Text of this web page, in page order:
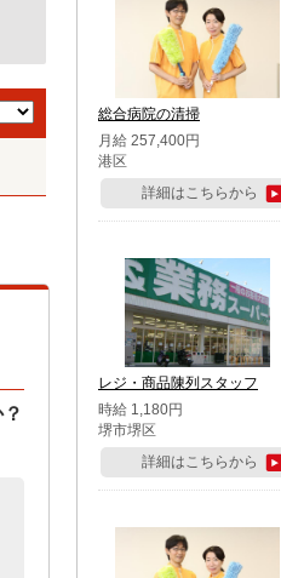
総合病院の清掃
月給 257,400円
港区
詳細はこちらから
レジ・商品陳列スタッフ
時給 1,180円
堺市堺区
詳細はこちらから